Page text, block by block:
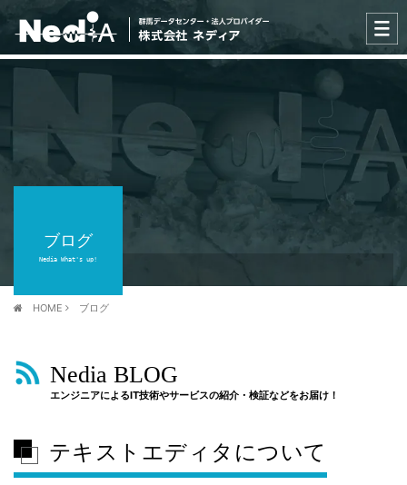
ブログ
Nedia What's up!
HOME ブログ
Nedia BLOG
エンジニアによるIT技術やサービスの紹介・検証などをお届け！
テキストエディタについて